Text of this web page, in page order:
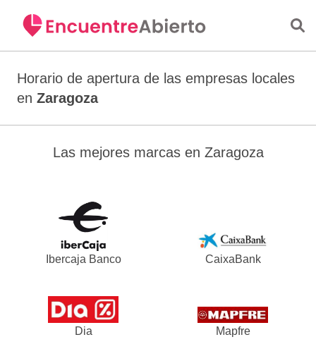
Horario de apertura de las empresas locales
en Zaragoza
Las mejores marcas en Zaragoza
Ibercaja Banco CaixaBank
Dia Mapfre